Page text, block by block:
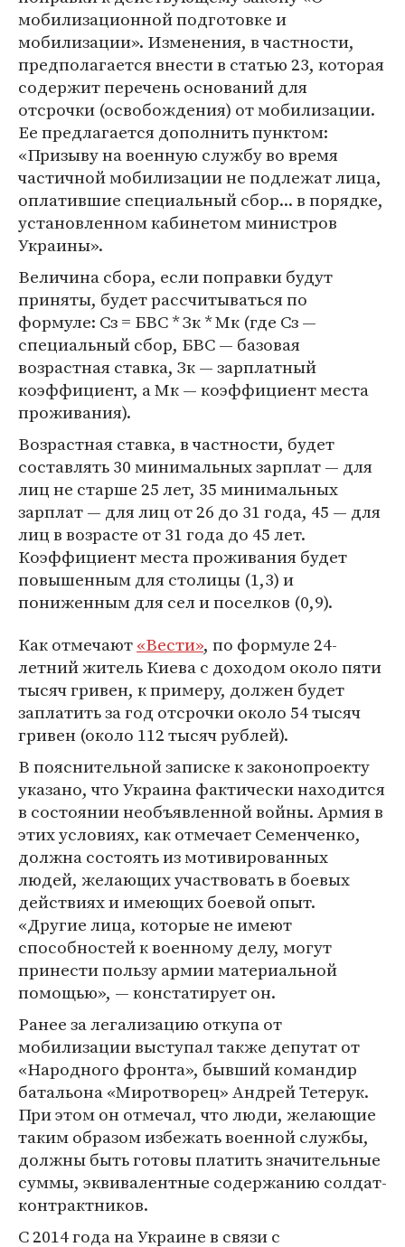
мобилизационной подготовке и
мобилизации». Изменения, в частности,
предполагается внести в статью 23, которая
содержит перечень оснований для
отсрочки (освобождения) от мобилизации.
Ее предлагается дополнить пунктом:
«Призыву на военную службу во время
частичной мобилизации не подлежат лица,
оплатившие специальный сбор... в порядке,
установленном кабинетом министров
Украины».
Величина сбора, если поправки будут
приняты, будет рассчитываться по
формуле: Сз = БВС * Зк * Мк (где Сз —
специальный сбор, БВС — базовая
возрастная ставка, Зк — зарплатный
коэффициент, а Мк — коэффициент места
проживания).
Возрастная ставка, в частности, будет
составлять 30 минимальных зарплат — для
лиц не старше 25 лет, 35 минимальных
зарплат — для лиц от 26 до 31 года, 45 — для
лиц в возрасте от 31 года до 45 лет.
Коэффициент места проживания будет
повышенным для столицы (1,3) и
пониженным для сел и поселков (0,9).
Как отмечают«Вести», по формуле 24-
летний житель Киева с доходом около пяти
тысяч гривен, к примеру, должен будет
заплатить за год отсрочки около 54 тысяч
гривен (около 112 тысяч рублей).
В пояснительной записке к законопроекту
указано, что Украина фактически находится
в состоянии необъявленной войны. Армия в
этих условиях, как отмечает Семенченко,
должна состоять из мотивированных
людей, желающих участвовать в боевых
действиях и имеющих боевой опыт.
«Другие лица, которые не имеют
способностей к военному делу, могут
принести пользу армии материальной
помощью», — констатирует он.
Ранее за легализацию откупа от
мобилизации выступал также депутат от
«Народного фронта», бывший командир
батальона «Миротворец» Андрей Тетерук.
При этом он отмечал, что люди, желающие
таким образом избежать военной службы,
должны быть готовы платить значительные
суммы, эквивалентные содержанию солдат-
контрактников.
С 2014 года на Украине в связи с